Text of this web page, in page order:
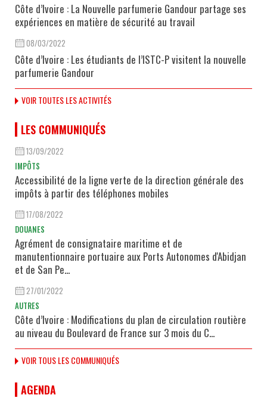
Côte d’Ivoire : La Nouvelle parfumerie Gandour partage ses
expériences en matière de sécurité au travail
08/03/2022
Côte d’Ivoire : Les étudiants de l’ISTC-P visitent la nouvelle
parfumerie Gandour
VOIR TOUTES LES ACTIVITÉS
LES COMMUNIQUÉS
13/09/2022
IMPÔTS
Accessibilité de la ligne verte de la direction générale des
impôts à partir des téléphones mobiles
17/08/2022
DOUANES
Agrément de consignataire maritime et de
manutentionnaire portuaire aux Ports Autonomes d'Abidjan
et de San Pe...
27/01/2022
AUTRES
Côte d’Ivoire : Modifications du plan de circulation routière
au niveau du Boulevard de France sur 3 mois du C...
VOIR TOUS LES COMMUNIQUÉS
AGENDA